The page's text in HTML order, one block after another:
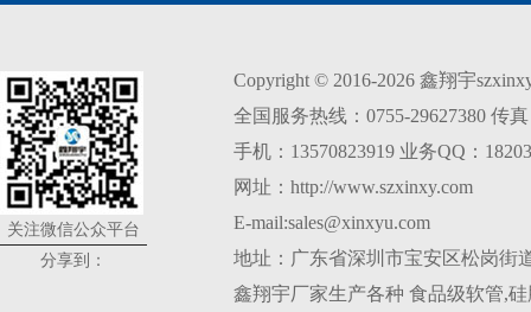
关注微信公众平台
分享到：
Copyright © 2016-2026 鑫翔宇
全国服务热线：0755-29627380 传
手机：13570823919 业务QQ：
网址：http://www.szxinxy.com
E-mail:sales@xinxyu.com
地址：广东省深圳市宝安区松岗街
鑫翔宇厂家生产各种 食品级软管,